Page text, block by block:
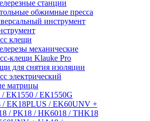
станции
обжимные пресса
инструмент
клещи
механические
клещи Klauke Pro
для снятия изоляции
электрический
матрицы
/ ЕК1550 / ЕК1550G
/ EK18PLUS / EK60UNV +
/ PK18 / HK6018 / THK18